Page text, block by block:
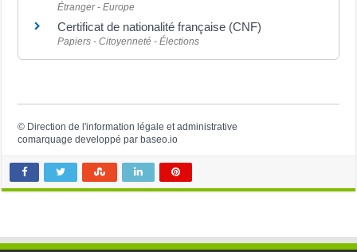
Étranger - Europe
Certificat de nationalité française (CNF)
Papiers - Citoyenneté - Élections
© Direction de l'information légale et administrative
comarquage developpé par baseo.io